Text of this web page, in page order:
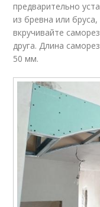
предварительно
из бревна или
вкручивайте
друга. Длина
50 мм.